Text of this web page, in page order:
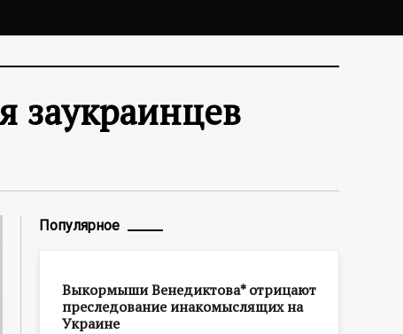
заукраинцев
Популярное
Выкормыши Венедиктова* отрицают
преследование инакомыслящих на
Украине